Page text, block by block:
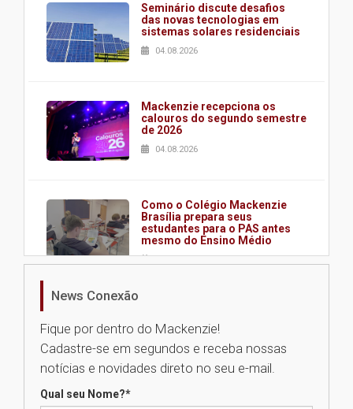
Seminário discute desafios
das novas tecnologias em
sistemas solares residenciais
04.08.2026
Mackenzie recepciona os
calouros do segundo semestre
de 2026
04.08.2026
Como o Colégio Mackenzie
Brasília prepara seus
estudantes para o PAS antes
mesmo do Ensino Médio
04.08.2026
na educação dos filhos além da
escola
04.08.2026
News Conexão
Fique por dentro do Mackenzie!
Cadastre-se em segundos e receba nossas
notícias e novidades direto no seu e-mail.
Qual seu Nome?*